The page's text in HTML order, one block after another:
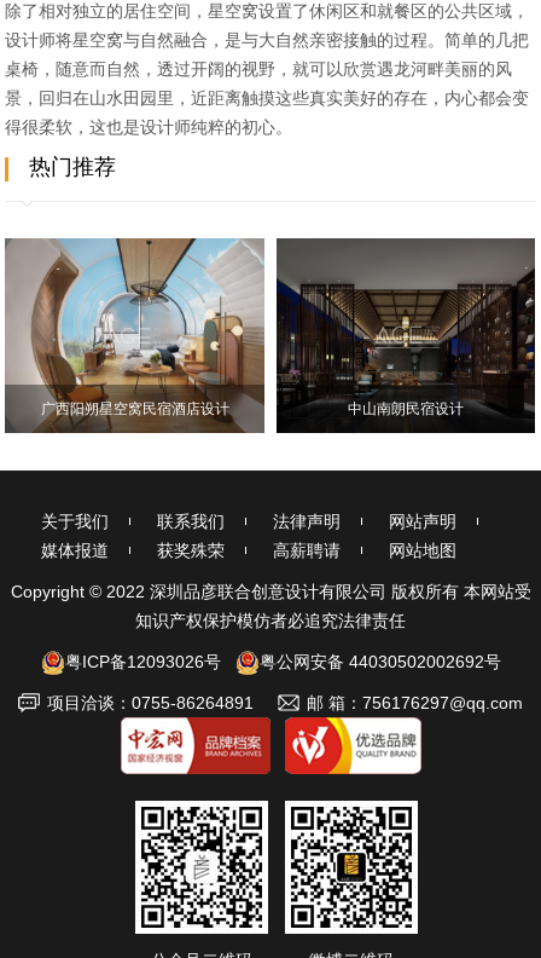
除了相对独立的居住空间，星空窝设置了休闲区和就餐区的公共区域，
设计师将星空窝与自然融合，是与大自然亲密接触的过程。简单的几把
桌椅，随意而自然，透过开阔的视野，就可以欣赏遇龙河畔美丽的风
景，回归在山水田园里，近距离触摸这些真实美好的存在，内心都会变
得很柔软，这也是设计师纯粹的初心。
热门推荐
广西阳朔星空窝民宿酒店设计 中山南朗民宿设计
关于我们 联系我们 法律声明
网站声明
媒体报道
获奖殊荣 高薪聘请 网站地图
Copyright © 2022 深圳品彦联合创意设计有限公司 版权所有 本网站受
知识产权保护模仿者必追究法律责任
粤ICP备12093026号 粤公网安备 44030502002692号
项目洽谈：0755-86264891 邮 箱：756176297@qq.com